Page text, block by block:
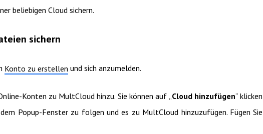
beliebigen Cloud sichern.
sichern
Konto zu erstellen und sich anzumelden.
Konten zu MultCloud hinzu. Sie können auf „Cloud hinzufügen“ klicken
Popup-Fenster zu folgen und es zu MultCloud hinzuzufügen. Fügen Sie